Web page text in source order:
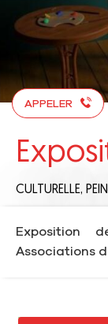
APPELER
CULTURELLE,
Exposition
Associations